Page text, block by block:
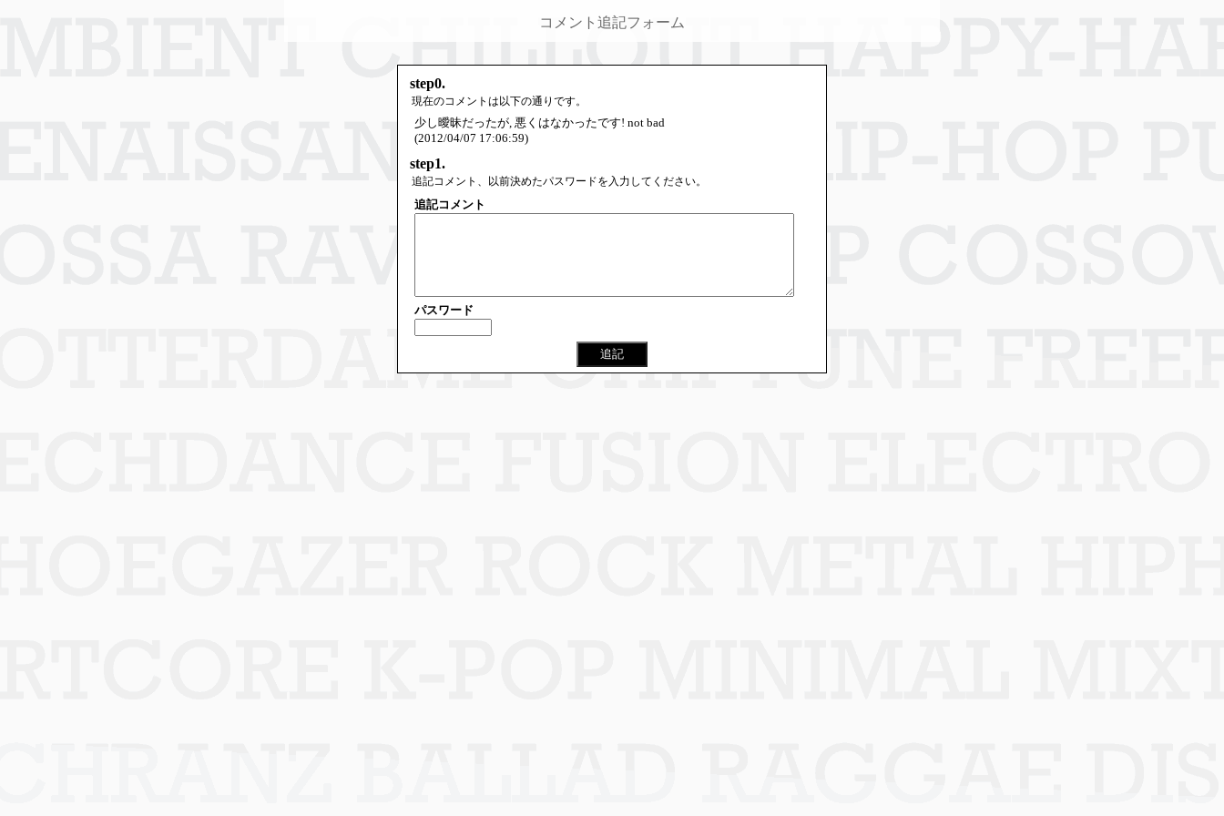
コメント追記フォーム
step0.
現在のコメントは以下の通りです。
少し曖昧だったが, 悪くはなかったです! not bad
(2012/04/07 17:06:59)
step1.
追記コメント、以前決めたパスワードを入力してください。
追記コメント
パスワード
追記